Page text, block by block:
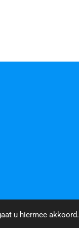
u hiermee akkoord.